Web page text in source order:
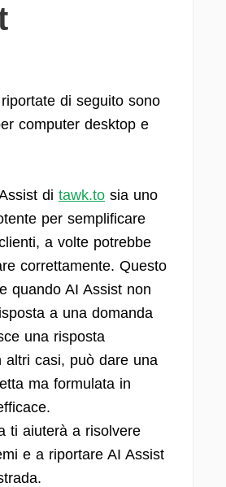
di seguito sono
computer desktop e
di tawk.to sia uno
per semplificare
a volte potrebbe
correttamente. Questo
quando AI Assist non
a una domanda
una risposta
altri casi, può dare una
ma formulata in
ti aiuterà a risolvere
e a riportare AI Assist